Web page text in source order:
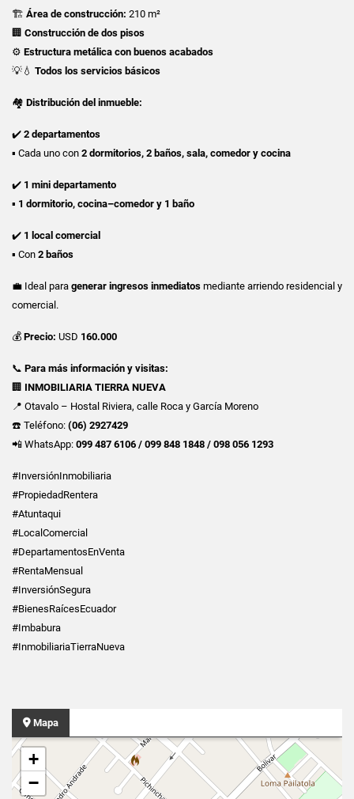
🏗 Área de construcción: 210 m²
🏢 Construcción de dos pisos
⚙️ Estructura metálica con buenos acabados
💡💧 Todos los servicios básicos
🏘 Distribución del inmueble:
✔️ 2 departamentos
▪️ Cada uno con 2 dormitorios, 2 baños, sala, comedor y cocina
✔️ 1 mini departamento
▪️ 1 dormitorio, cocina–comedor y 1 baño
✔️ 1 local comercial
▪️ Con 2 baños
💼 Ideal para generar ingresos inmediatos mediante arriendo residencial y
comercial.
💰 Precio: USD 160.000
📞 Para más información y visitas:
🏢 INMOBILIARIA TIERRA NUEVA
📍 Otavalo – Hostal Riviera, calle Roca y García Moreno
☎️ Teléfono: (06) 2927429
📲 WhatsApp: 099 487 6106 / 099 848 1848 / 098 056 1293
#InversiónInmobiliaria
#PropiedadRentera
#Atuntaqui
#LocalComercial
#DepartamentosEnVenta
#RentaMensual
#InversiónSegura
#BienesRaícesEcuador
#Imbabura
#InmobiliariaTierraNueva
Mapa
+
−